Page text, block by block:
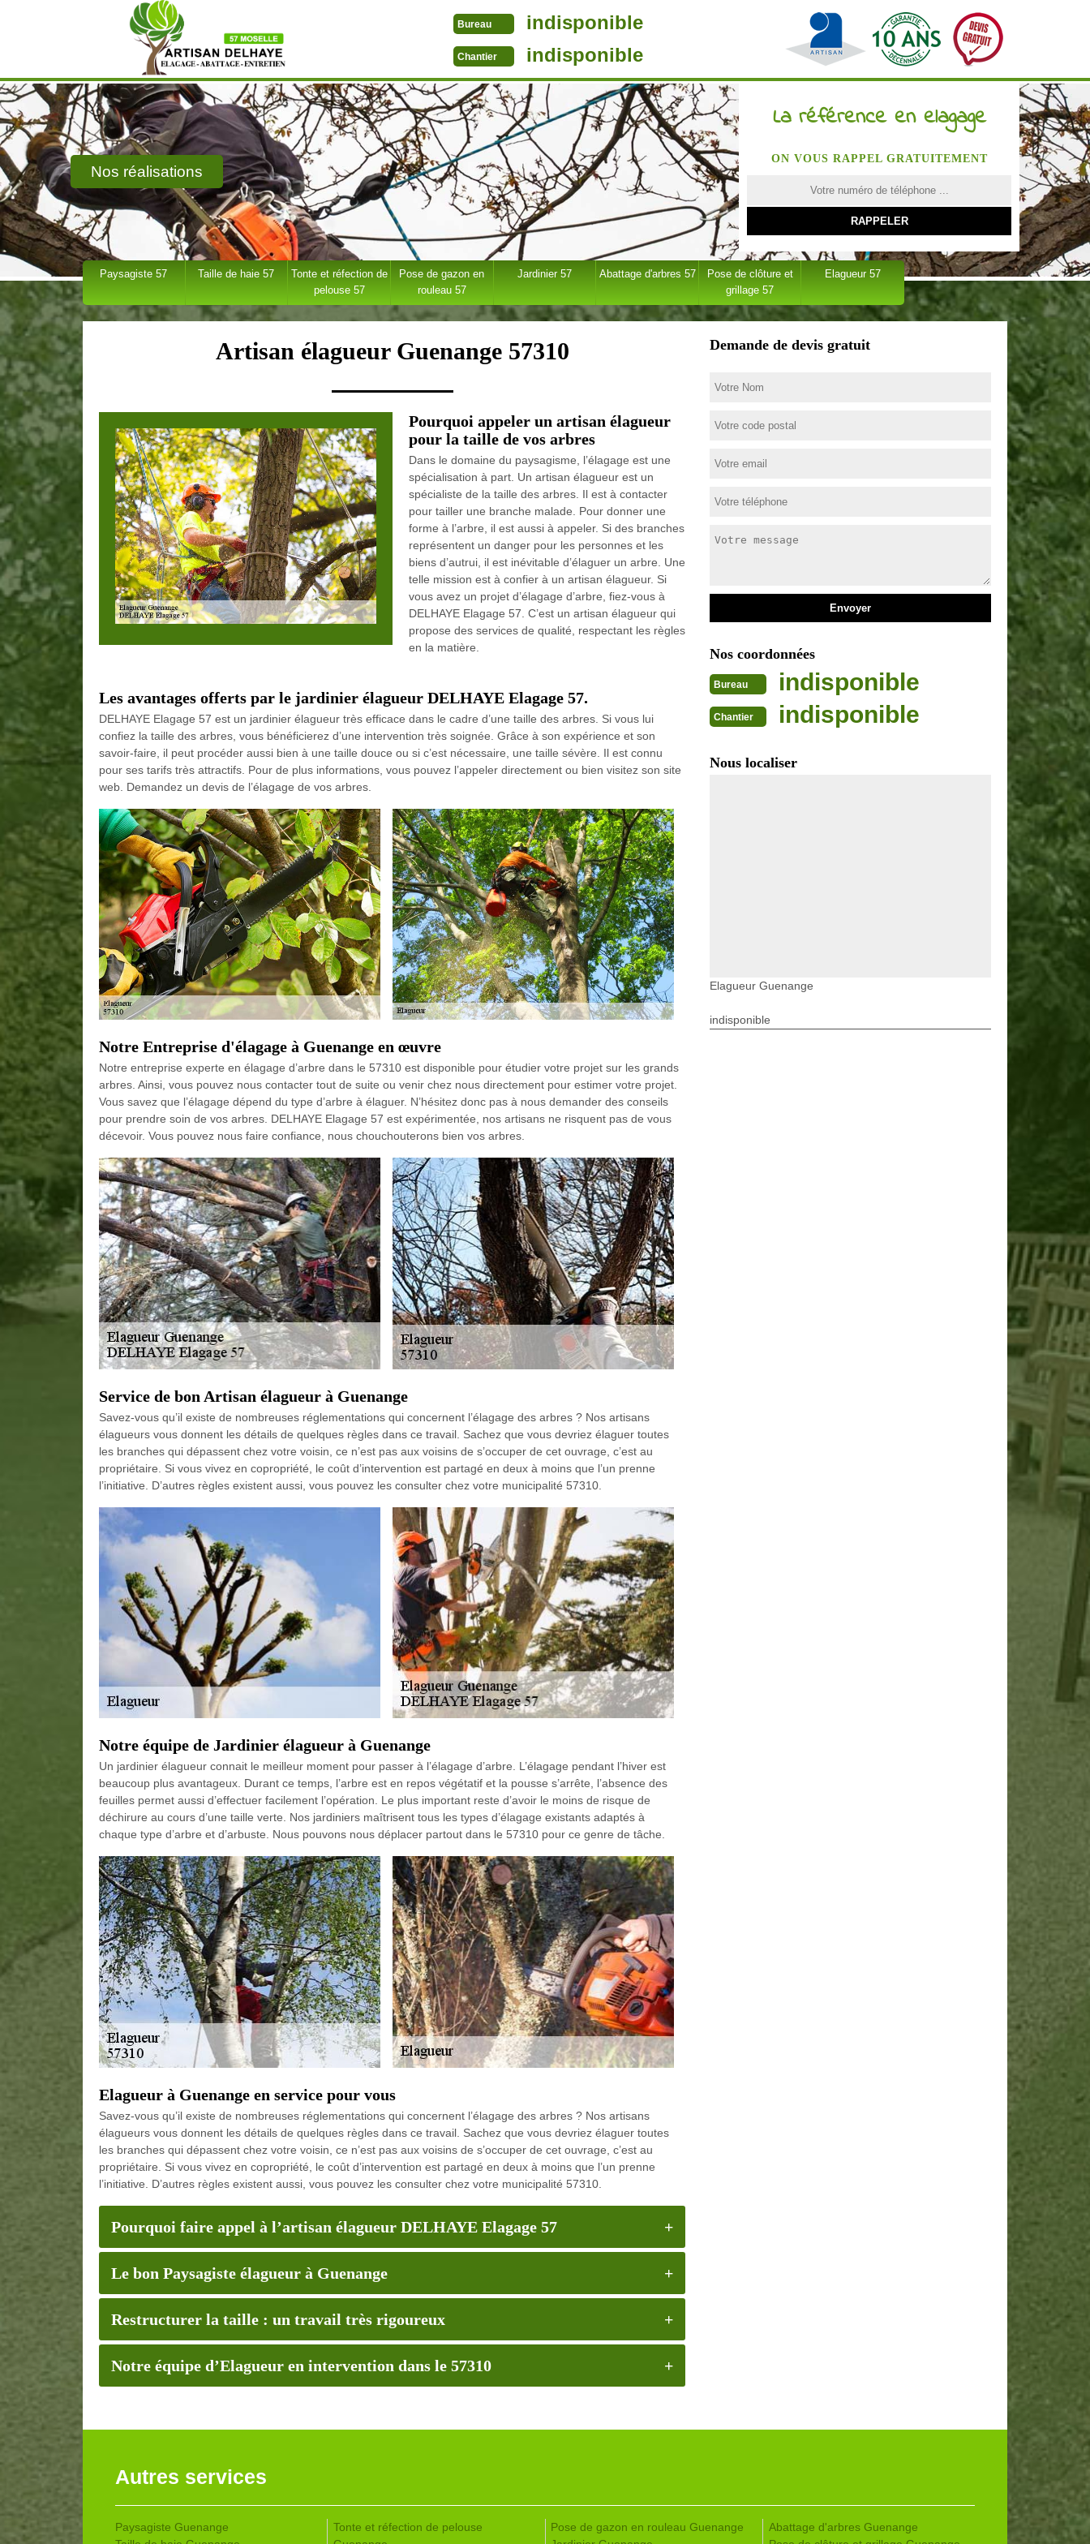
Bureau indisponible
Chantier indisponible
Nos réalisations
La référence en elagage
ON VOUS RAPPEL GRATUITEMENT
Paysagiste 57 Taille de haie 57
Tonte et réfection de
pelouse 57
Pose de gazon en
rouleau 57
Jardinier 57 Abattage d'arbres 57
Pose de clôture et
grillage 57
Elagueur 57
Artisan élagueur Guenange 57310
Pourquoi appeler un artisan élagueur
pour la taille de vos arbres
Dans le domaine du paysagisme, l’élagage est une
spécialisation à part. Un artisan élagueur est un
spécialiste de la taille des arbres. Il est à contacter
pour tailler une branche malade. Pour donner une
forme à l’arbre, il est aussi à appeler. Si des branches
représentent un danger pour les personnes et les
biens d’autrui, il est inévitable d’élaguer un arbre. Une
telle mission est à confier à un artisan élagueur. Si
vous avez un projet d’élagage d’arbre, fiez-vous à
DELHAYE Elagage 57. C’est un artisan élagueur qui
propose des services de qualité, respectant les règles
en la matière.
Les avantages offerts par le jardinier élagueur DELHAYE Elagage 57.
DELHAYE Elagage 57 est un jardinier élagueur très efficace dans le cadre d’une taille des arbres. Si vous lui
confiez la taille des arbres, vous bénéficierez d’une intervention très soignée. Grâce à son expérience et son
savoir-faire, il peut procéder aussi bien à une taille douce ou si c’est nécessaire, une taille sévère. Il est connu
pour ses tarifs très attractifs. Pour de plus informations, vous pouvez l’appeler directement ou bien visitez son site
web. Demandez un devis de l’élagage de vos arbres.
Notre Entreprise d'élagage à Guenange en œuvre
Notre entreprise experte en élagage d’arbre dans le 57310 est disponible pour étudier votre projet sur les grands
arbres. Ainsi, vous pouvez nous contacter tout de suite ou venir chez nous directement pour estimer votre projet.
Vous savez que l’élagage dépend du type d’arbre à élaguer. N’hésitez donc pas à nous demander des conseils
pour prendre soin de vos arbres. DELHAYE Elagage 57 est expérimentée, nos artisans ne risquent pas de vous
décevoir. Vous pouvez nous faire confiance, nous chouchouterons bien vos arbres.
Service de bon Artisan élagueur à Guenange
Savez-vous qu’il existe de nombreuses réglementations qui concernent l’élagage des arbres ? Nos artisans
élagueurs vous donnent les détails de quelques règles dans ce travail. Sachez que vous devriez élaguer toutes
les branches qui dépassent chez votre voisin, ce n’est pas aux voisins de s’occuper de cet ouvrage, c’est au
propriétaire. Si vous vivez en copropriété, le coût d’intervention est partagé en deux à moins que l’un prenne
l’initiative. D’autres règles existent aussi, vous pouvez les consulter chez votre municipalité 57310.
Notre équipe de Jardinier élagueur à Guenange
Un jardinier élagueur connait le meilleur moment pour passer à l’élagage d’arbre. L’élagage pendant l’hiver est
beaucoup plus avantageux. Durant ce temps, l’arbre est en repos végétatif et la pousse s’arrête, l’absence des
feuilles permet aussi d’effectuer facilement l’opération. Le plus important reste d’avoir le moins de risque de
déchirure au cours d’une taille verte. Nos jardiniers maîtrisent tous les types d’élagage existants adaptés à
chaque type d’arbre et d’arbuste. Nous pouvons nous déplacer partout dans le 57310 pour ce genre de tâche.
Elagueur à Guenange en service pour vous
Savez-vous qu’il existe de nombreuses réglementations qui concernent l’élagage des arbres ? Nos artisans
élagueurs vous donnent les détails de quelques règles dans ce travail. Sachez que vous devriez élaguer toutes
les branches qui dépassent chez votre voisin, ce n’est pas aux voisins de s’occuper de cet ouvrage, c’est au
propriétaire. Si vous vivez en copropriété, le coût d’intervention est partagé en deux à moins que l’un prenne
l’initiative. D’autres règles existent aussi, vous pouvez les consulter chez votre municipalité 57310.
Pourquoi faire appel à l’artisan élagueur DELHAYE Elagage 57
Le bon Paysagiste élagueur à Guenange
Restructurer la taille : un travail très rigoureux
Notre équipe d’Elagueur en intervention dans le 57310
Demande de devis gratuit
Nos coordonnées
Bureau indisponible
Chantier indisponible
Nous localiser
Elagueur Guenange
indisponible
Autres services
Paysagiste Guenange
Tonte et réfection de pelouse
Pose de gazon en rouleau Guenange
Abattage d'arbres Guenange